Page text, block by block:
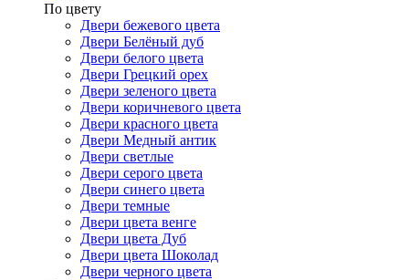
По цвету
Двери бежевого цвета
Двери Белёный дуб
Двери белого цвета
Двери Грецкий орех
Двери зеленого цвета
Двери коричневого цвета
Двери красного цвета
Двери Медный антик
Двери светлые
Двери серого цвета
Двери синего цвета
Двери темные
Двери цвета венге
Двери цвета Дуб
Двери цвета Шоколад
Двери черного цвета